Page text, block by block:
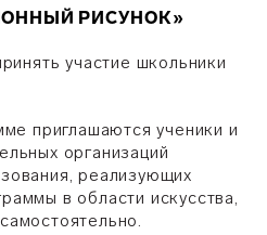
РИСУНОК»
участие школьники
приглашаются ученики и
организаций
реализующих
в области искусства,